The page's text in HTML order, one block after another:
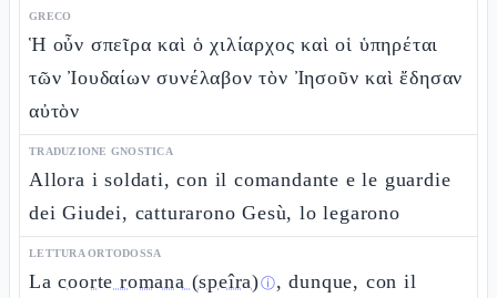
GRECO
Ἡ οὖν σπεῖρα καὶ ὁ χιλίαρχος καὶ οἱ ὑπηρέται
τῶν Ἰουδαίων συνέλαβον τὸν Ἰησοῦν καὶ ἔδησαν
αὐτὸν
TRADUZIONE GNOSTICA
Allora i soldati, con il comandante e le guardie
dei Giudei, catturarono Gesù, lo legarono
LETTURA ORTODOSSA
Lacoorte romana (speîra)ⓘ, dunque, con il